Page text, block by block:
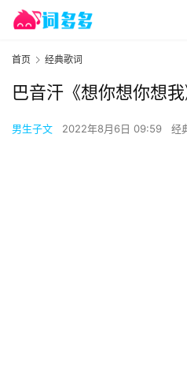
首页 经典歌词
巴音汗《想你想你想
男生子文 2022年8月6日 09:59 经